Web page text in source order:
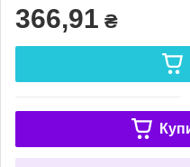
366,91 ₴